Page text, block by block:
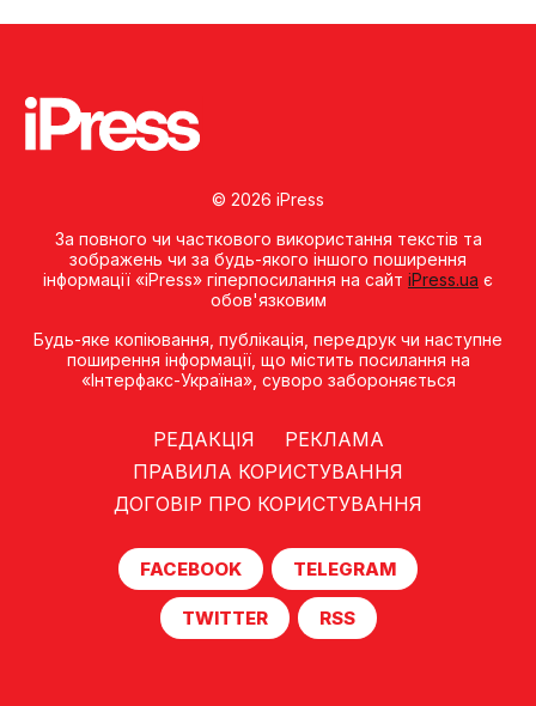
© 2026 iPress
За повного чи часткового використання текстів та
зображень чи за будь-якого іншого поширення
інформації «iPress» гіперпосилання на сайт iPress.ua є
обов'язковим
Будь-яке копiювання, публiкацiя, передрук чи наступне
поширення iнформацiї, що мiстить посилання на
«Iнтерфакс-Україна», суворо забороняється
РЕДАКЦІЯ
РЕКЛАМА
ПРАВИЛА КОРИСТУВАННЯ
ДОГОВІР ПРО КОРИСТУВАННЯ
FACEBOOK TELEGRAM
TWITTER RSS